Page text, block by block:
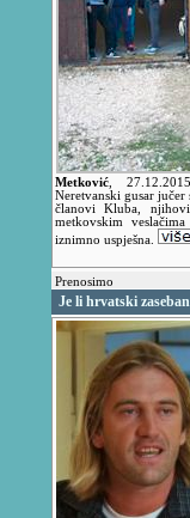
Metković
Neretvanski gusar
članovi Kluba,
metkovskim
iznimno uspješna.
Prenosimo
Je li hrvatski